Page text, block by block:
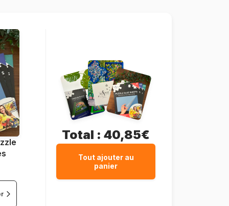
Total : 40,85€
Tout ajouter au
panier